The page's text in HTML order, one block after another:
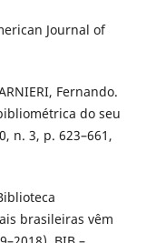
Journal of
Fernando.
do seu
n. 3, p. 623–661,
brasileiras vêm